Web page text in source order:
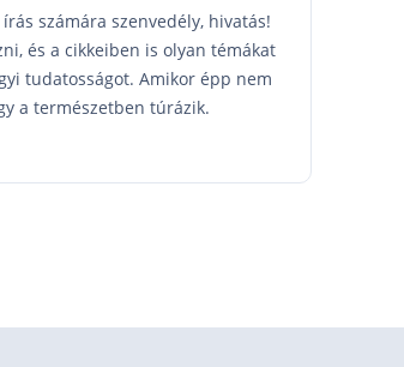
számára szenvedély, hivatás!
és a cikkeiben is olyan témákat
tudatosságot. Amikor épp nem
a természetben túrázik.